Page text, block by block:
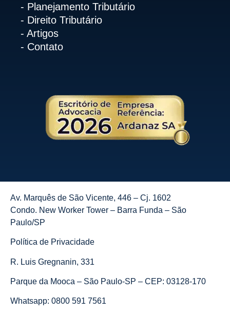
- Planejamento Tributário
- Direito Tributário
- Artigos
- Contato
Av. Marquês de São Vicente, 446 – Cj. 1602
Condo. New Worker Tower – Barra Funda – São
Paulo/SP
Política de Privacidade
R. Luis Gregnanin, 331
Parque da Mooca – São Paulo-SP – CEP: 03128-170
Whatsapp: 0800 591 7561